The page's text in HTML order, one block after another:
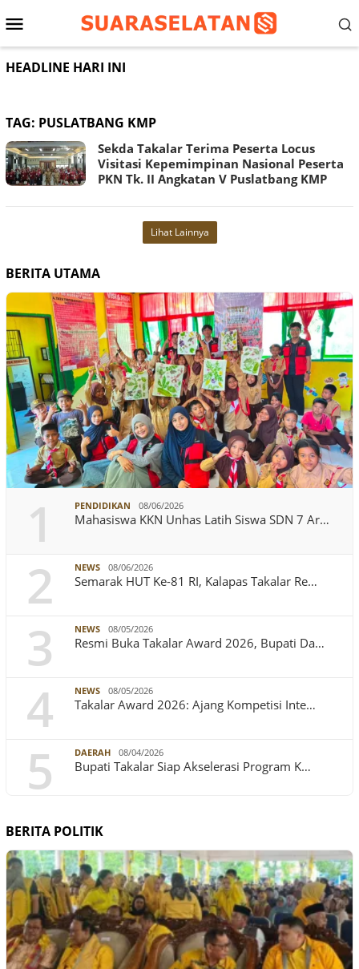
ke
Menu
Mobile
HEADLINE HARI INI
TAG: PUSLATBANG KMP
Sekda Takalar Terima Peserta Locus
Visitasi Kepemimpinan Nasional Peserta
PKN Tk. II Angkatan V Puslatbang KMP
Lihat Lainnya
BERITA UTAMA
1 PENDIDIKAN 08/06/2026
Mahasiswa KKN Unhas Latih Siswa SDN 7 Ar…
2 NEWS 08/06/2026
Semarak HUT Ke-81 RI, Kalapas Takalar Re…
3 NEWS 08/05/2026
Resmi Buka Takalar Award 2026, Bupati Da…
4 NEWS 08/05/2026
Takalar Award 2026: Ajang Kompetisi Inte…
5 DAERAH 08/04/2026
Bupati Takalar Siap Akselerasi Program K…
BERITA POLITIK